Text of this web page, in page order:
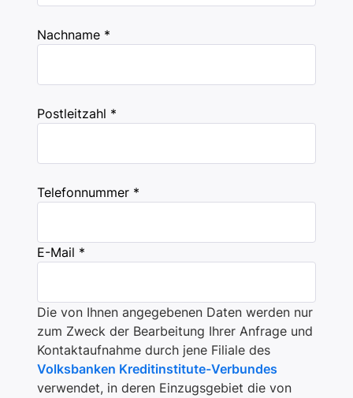
Nachname *
Postleitzahl *
Telefonnummer *
E-Mail *
Die von Ihnen angegebenen Daten werden nur
zum Zweck der Bearbeitung Ihrer Anfrage und
Kontaktaufnahme durch jene Filiale des
Volksbanken Kreditinstitute-Verbundes
verwendet, in deren Einzugsgebiet die von